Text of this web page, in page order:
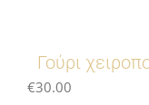
Γούρι
€30.00